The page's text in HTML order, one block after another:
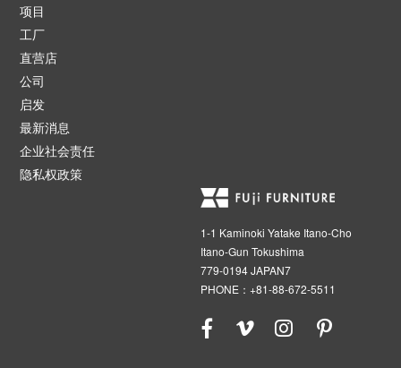
项目
工厂
直营店
公司
启发
最新消息
企业社会责任
隐私权政策
1-1 Kaminoki Yatake Itano-Cho
Itano-Gun Tokushima
779-0194 JAPAN7
PHONE：+81-88-672-5511